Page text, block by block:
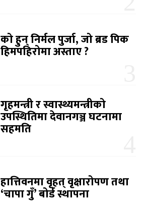
को हुन् निर्मल पुर्जा, जो ब्रड पिक
हिमपहिरोमा अस्ताए ?
गृहमन्त्री र स्वास्थ्यमन्त्रीको
उपस्थितिमा देवानगञ्ज घटनामा
सहमति
हात्तिवनमा वृहत् वृक्षारोपण तथा
‘चापा गुँ’ बोर्ड स्थापना